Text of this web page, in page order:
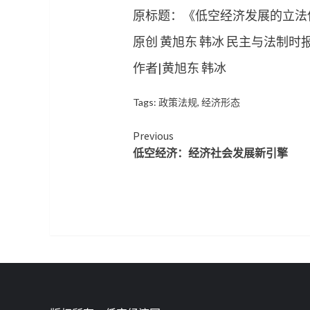
原标题：《低空经济发展的立法
原创 黄旭东 韩冰 民主与法制时
作者|黄旭东 韩冰
Tags:政策法规,经济形态
Continue
Reading
Previous
低空经济：经济社会发展新引擎